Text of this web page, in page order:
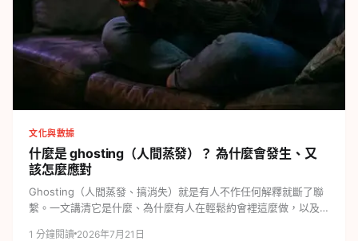
文化與數據
什麼是 ghosting（人間蒸發）？ 為什麼會發生、又
該怎麼應對
Ghosting（人間蒸發、搞消失）就是有人不作任何解釋就斷了聯
繫。一文講清它是什麼、為什麼有人在輕鬆約會裡這麼做，以及
1 分鐘閱讀 2026年7月21日